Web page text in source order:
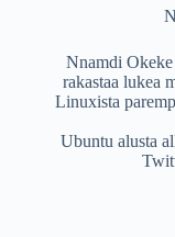
Nnamdi Okeke
rakastaa lukea
Linuxista
Ubuntu alusta